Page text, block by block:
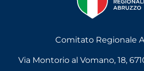
Comitato Regionale
Via Montorio al Vomano, 18,